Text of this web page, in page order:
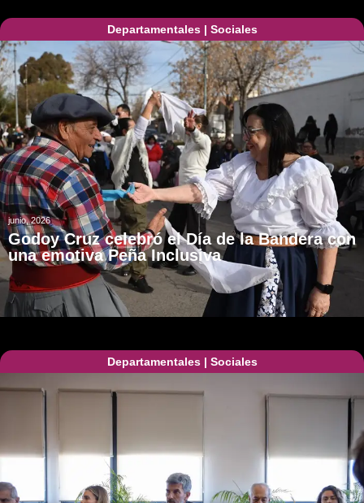
Departamentales| Sociales
junio, 2026
Godoy Cruz celebró el Día de la Bandera con
una emotiva Peña Inclusiva
Departamentales| Sociales